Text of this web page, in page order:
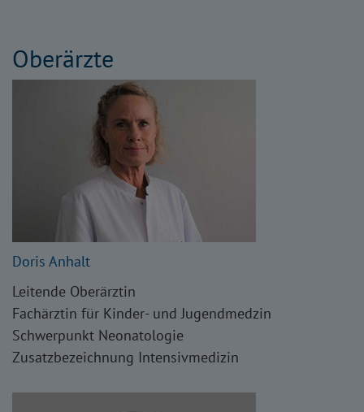
Oberärzte
Doris Anhalt
Leitende Oberärztin
Fachärztin für Kinder- und Jugendmedzin
Schwerpunkt Neonatologie
Zusatzbezeichnung Intensivmedizin